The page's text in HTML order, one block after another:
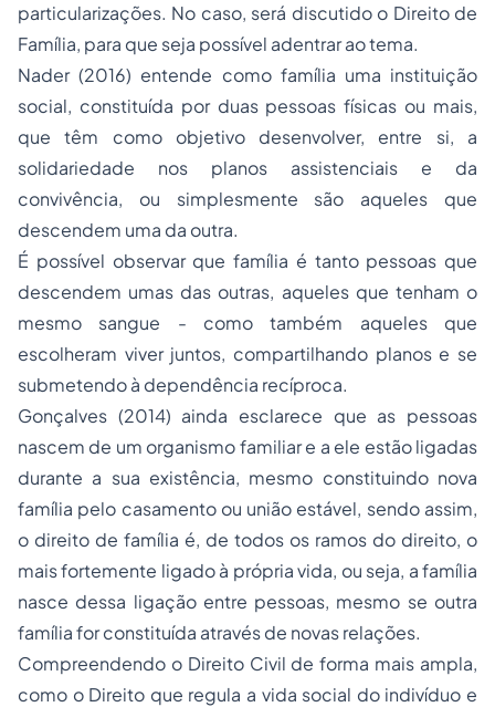
particularizações. No caso, será discutido o Direito de
Família, para que seja possível adentrar ao tema.
Nader (2016) entende como família uma instituição
social, constituída por duas pessoas físicas ou mais,
que têm como objetivo desenvolver, entre si, a
solidariedade nos planos assistenciais e da
convivência, ou simplesmente são aqueles que
descendem uma da outra.
É possível observar que família é tanto pessoas que
descendem umas das outras, aqueles que tenham o
mesmo sangue - como também aqueles que
escolheram viver juntos, compartilhando planos e se
submetendo à dependência recíproca.
Gonçalves (2014) ainda esclarece que as pessoas
nascem de um organismo familiar e a ele estão ligadas
durante a sua existência, mesmo constituindo nova
família pelo casamento ou união estável, sendo assim,
o direito de família é, de todos os ramos do direito, o
mais fortemente ligado à própria vida, ou seja, a família
nasce dessa ligação entre pessoas, mesmo se outra
família for constituída através de novas relações.
Compreendendo o Direito Civil de forma mais ampla,
como o Direito que regula a vida social do indivíduo e